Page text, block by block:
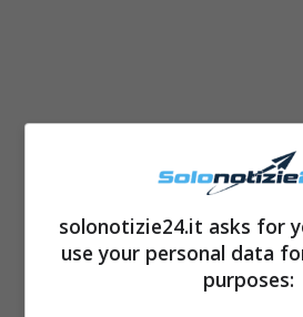
Dopo la rottura con Alex
braccia di Nunzio
proposito si rincorrevano da
solonotizie24.it asks for
use your personal data
purposes: